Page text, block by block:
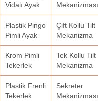
Vidalı Ayak
Mekanizması
Plastik Pingo
Pimli Ayak
Çift Kollu Tilt
Mekanizma
Krom Pimli
Tekerlek
Tek Kollu Tilt
Mekanizma
Plastik Frenli
Tekerlek
Sekreter
Mekanizması